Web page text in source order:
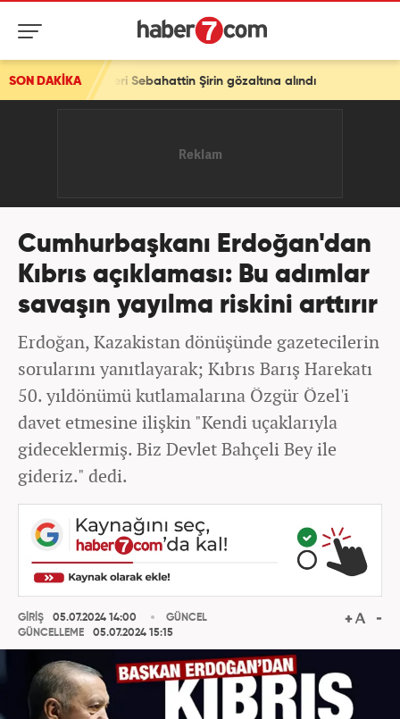
SON DAKİKA
Şirin gözaltına alındı
Cumhurbaşkanı Erdoğan'dan
Kıbrıs açıklaması: Bu adımlar
savaşın yayılma riskini arttırır
Erdoğan, Kazakistan dönüşünde gazetecilerin
sorularını yanıtlayarak; Kıbrıs Barış Harekatı
50. yıldönümü kutlamalarına Özgür Özel'i
davet etmesine ilişkin "Kendi uçaklarıyla
gideceklermiş. Biz Devlet Bahçeli Bey ile
gideriz." dedi.
GİRİŞ
05.07.2024 14:00
GÜNCELLEME
05.07.2024 15:15
GÜNCEL